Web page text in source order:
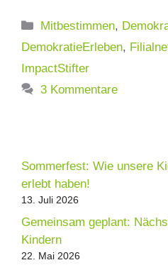
Kategorien
Mitbestimmen,
DemokratieErleben,
ImpactStifter
3 Kommentare
Sommerfest: Wie unsere
erlebt haben!
13. Juli 2026
Gemeinsam geplant:
Kindern
22. Mai 2026